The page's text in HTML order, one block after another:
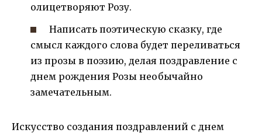
олицетворяют Розу.
Написать поэтическую сказку, где
смысл каждого слова будет переливаться
из прозы в поэзию, делая поздравление с
днем рождения Розы необычайно
замечательным.
Искусство создания поздравлений с днем